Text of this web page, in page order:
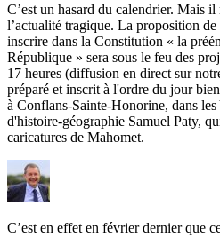
C’est un hasard du calendrier. Mais
l’actualité tragique. La proposition
inscrire dans la Constitution « la
République » sera sous le feu des
17 heures (diffusion en direct sur
préparé et inscrit à l'ordre du jour
à Conflans-Sainte-Honorine, dans
d'histoire-géographie Samuel Paty,
caricatures de Mahomet.
C’est en effet en février dernier que